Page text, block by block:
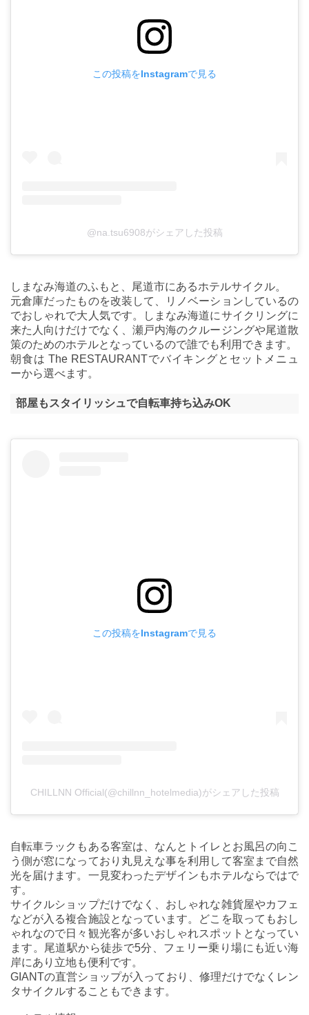
この投稿をInstagramで見る
@na.tsu6908がシェアした投稿
しまなみ海道のふもと、尾道市にあるホテルサイクル。
元倉庫だったものを改装して、リノベーションしているの
でおしゃれで大人気です。しまなみ海道にサイクリングに
来た人向けだけでなく、瀬戸内海のクルージングや尾道散
策のためのホテルとなっているので誰でも利用できます。
朝食は The RESTAURANTでバイキングとセットメニュ
ーから選べます。
部屋もスタイリッシュで自転車持ち込みOK
この投稿をInstagramで見る
CHILLNN Official(@chillnn_hotelmedia)がシェアした投稿
自転車ラックもある客室は、なんとトイレとお風呂の向こ
う側が窓になっており丸見えな事を利用して客室まで自然
光を届けます。一見変わったデザインもホテルならではで
す。
サイクルショップだけでなく、おしゃれな雑貨屋やカフェ
などが入る複合施設となっています。どこを取ってもおし
ゃれなので日々観光客が多いおしゃれスポットとなってい
ます。尾道駅から徒歩で5分、フェリー乗り場にも近い海
岸にあり立地も便利です。
GIANTの直営ショップが入っており、修理だけでなくレン
タサイクルすることもできます。